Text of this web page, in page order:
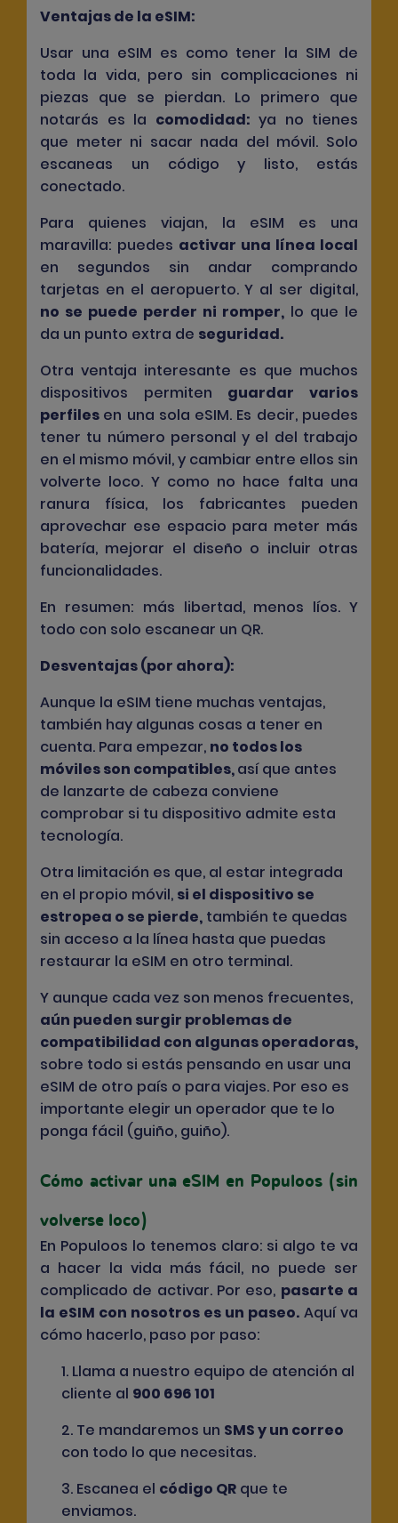
Ventajas de la eSIM:
Usar una eSIM es como tener la SIM de
toda la vida, pero sin complicaciones ni
piezas que se pierdan. Lo primero que
notarás es la comodidad: ya no tienes
que meter ni sacar nada del móvil. Solo
escaneas un código y listo, estás
conectado.
Para quienes viajan, la eSIM es una
maravilla: puedes activar una línea local
en segundos sin andar comprando
tarjetas en el aeropuerto. Y al ser digital,
no se puede perder ni romper, lo que le
da un punto extra de seguridad.
Otra ventaja interesante es que muchos
dispositivos permiten guardar varios
perfiles en una sola eSIM. Es decir, puedes
tener tu número personal y el del trabajo
en el mismo móvil, y cambiar entre ellos sin
volverte loco. Y como no hace falta una
ranura física, los fabricantes pueden
aprovechar ese espacio para meter más
batería, mejorar el diseño o incluir otras
funcionalidades.
En resumen: más libertad, menos líos. Y
todo con solo escanear un QR.
Desventajas (por ahora):
Aunque la eSIM tiene muchas ventajas,
también hay algunas cosas a tener en
cuenta. Para empezar, no todos los
móviles son compatibles,así que antes
de lanzarte de cabeza conviene
comprobar si tu dispositivo admite esta
tecnología.
Otra limitación es que, al estar integrada
en el propio móvil, si el dispositivo se
estropea o se pierde, también te quedas
sin acceso a la línea hasta que puedas
restaurar la eSIM en otro terminal.
Y aunque cada vez son menos frecuentes,
aún pueden surgir problemas de
compatibilidad con algunas operadoras,
sobre todo si estás pensando en usar una
eSIM de otro país o para viajes. Por eso es
importante elegir un operador que te lo
ponga fácil (guiño, guiño).
Cómo activar una eSIM en Populoos (sin
volverse loco)
En Populoos lo tenemos claro: si algo te va
a hacer la vida más fácil, no puede ser
complicado de activar. Por eso, pasarte a
la eSIM con nosotros es un paseo. Aquí va
cómo hacerlo, paso por paso:
1. Llama a nuestro equipo de atención al
cliente al 900 696 101
2. Te mandaremos un SMS y un correo
con todo lo que necesitas.
3. Escanea el código QR que te
enviamos.